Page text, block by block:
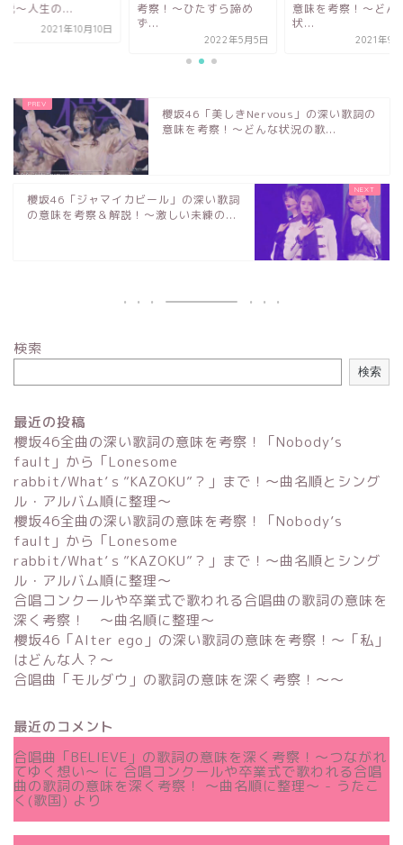
説～人生の...
2021年10月10日
考察！〜ひたすら諦め
ず...
2022年5月5日
意味を考察！～どん
状...
2021年9
櫻坂46「美しきNervous」の深い歌詞の
意味を考察！～どんな状況の歌...
櫻坂46「ジャマイカビール」の深い歌詞
の意味を考察＆解説！～激しい未練の...
検索
検索
最近の投稿
櫻坂46全曲の深い歌詞の意味を考察！「Nobody’s
fault」から「Lonesome
rabbit/What’ｓ”KAZOKU”？」まで！〜曲名順とシング
ル・アルバム順に整理～
櫻坂46全曲の深い歌詞の意味を考察！「Nobody’s
fault」から「Lonesome
rabbit/What’ｓ”KAZOKU”？」まで！〜曲名順とシング
ル・アルバム順に整理～
合唱コンクールや卒業式で歌われる合唱曲の歌詞の意味を
深く考察！ 〜曲名順に整理〜
櫻坂46「Alter ego」の深い歌詞の意味を考察！〜「私」
はどんな人？～
合唱曲「モルダウ」の歌詞の意味を深く考察！〜〜
最近のコメント
合唱曲「BELIEVE」の歌詞の意味を深く考察！〜つながれ
てゆく想い〜 に 合唱コンクールや卒業式で歌われる合唱
曲の歌詞の意味を深く考察！ 〜曲名順に整理〜 - うたこ
く(歌国) より